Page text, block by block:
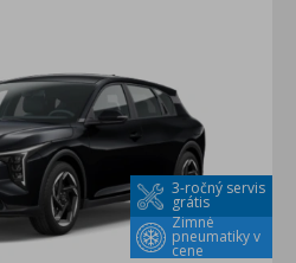
Zimné
pneumatiky v
cene
3-ročný servis
grátis